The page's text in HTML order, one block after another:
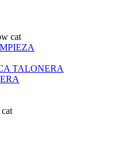
TALONERA